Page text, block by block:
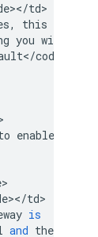
></td
, this
you wish
</code
enable
></td
is
and the